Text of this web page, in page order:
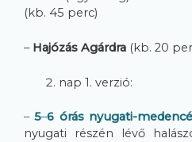
(kb. 45 perc)
– Hajózás Agárdra (kb. 20
nap 1. verzió:
–5–6 órás nyugati-
nyugati részén lévő